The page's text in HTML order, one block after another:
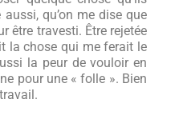
aussi, qu’on me dise que
être travesti. Être rejetée
la chose qui me ferait le
la peur de vouloir en
pour une « folle ». Bien